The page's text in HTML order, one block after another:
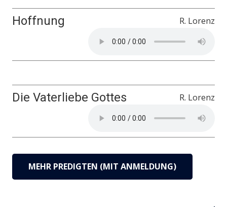
Hoffnung R. Lorenz
Die Vaterliebe Gottes R. Lorenz
MEHR PREDIGTEN (MIT ANMELDUNG)